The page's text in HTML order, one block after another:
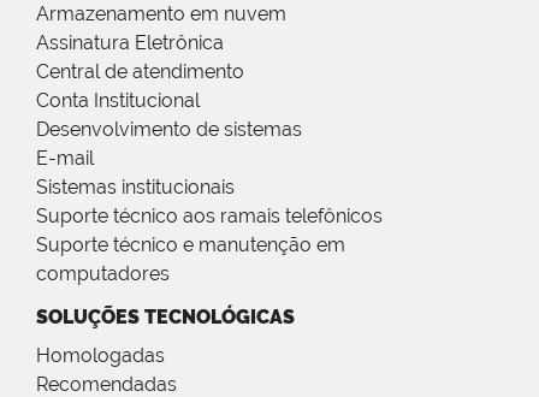
Armazenamento em nuvem
Assinatura Eletrônica
Central de atendimento
Conta Institucional
Desenvolvimento de sistemas
E-mail
Sistemas institucionais
Suporte técnico aos ramais telefônicos
Suporte técnico e manutenção em
computadores
SOLUÇÕES TECNOLÓGICAS
Homologadas
Recomendadas